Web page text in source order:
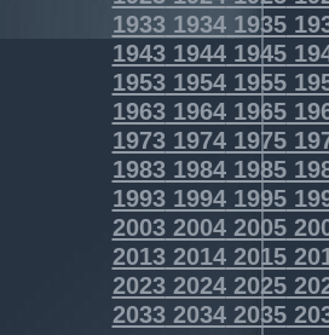
193319341935
194319441945
195319541955
196319641965
197319741975
198319841985
199319941995
200320042005
201320142015
202320242025
203320342035